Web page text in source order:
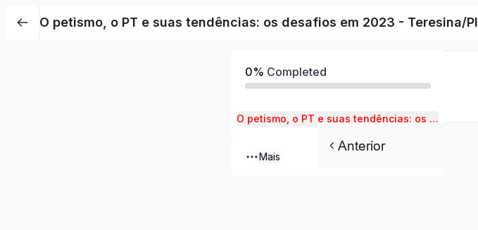
O petismo, o PT e suas tendências: os desafios em 2023 - Teresina/PI
0% Completed
O petismo, o PT e suas tendências: os desafios em 2023
Mais
Anterior